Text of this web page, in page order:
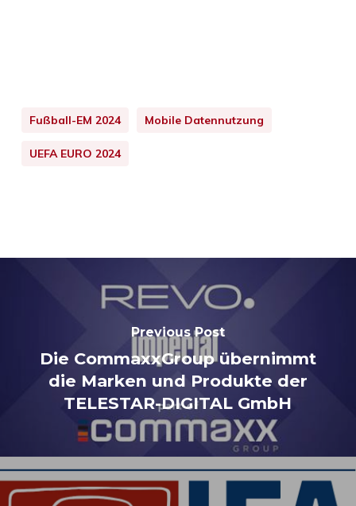
Fußball-EM 2024 Mobile Datennutzung
UEFA EURO 2024
Previous Post
Die CommaxxGroup übernimmt
die Marken und Produkte der
TELESTAR-DIGITAL GmbH